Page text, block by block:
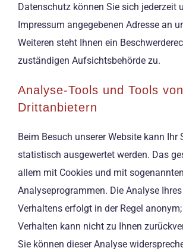
Datenschutz können Sie sich jederzeit
Impressum angegebenen Adresse an
Weiteren steht Ihnen ein
zuständigen Aufsichtsbehörde zu.
Analyse-Tools und Tools von
Drittanbietern
Beim Besuch unserer Website kann Ihr
statistisch ausgewertet werden. Das
allem mit Cookies und mit sogenannten
Analyseprogrammen. Die Analyse
Verhaltens erfolgt in der Regel
Verhalten kann nicht zu Ihnen
Sie können dieser Analyse